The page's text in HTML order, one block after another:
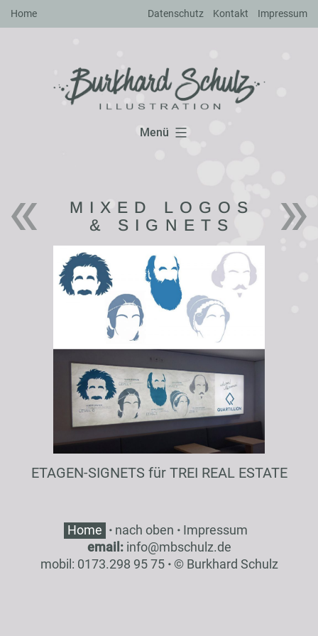
Zum
Home Datenschutz Kontakt Impressum
Menü
MIXED LOGOS
& SIGNETS
ETAGEN-SIGNETS für TREI REAL ESTATE
Home · nach oben · Impressum
email: info@mbschulz.de
mobil: 0173.298 95 75 · © Burkhard Schulz